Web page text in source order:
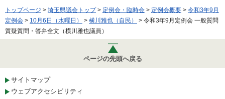
トップページ > 埼玉県議会トップ> 定例会・臨時会 > 定例会概要 > 令和3年9月
定例会 > 10月6日（水曜日） > 横川雅也（自民）
> 令和3年9月定例会 一般質問
質疑質問・答弁全文（横川雅也議員）
ページの先頭へ戻る
サイトマップ
ウェブアクセシビリティ